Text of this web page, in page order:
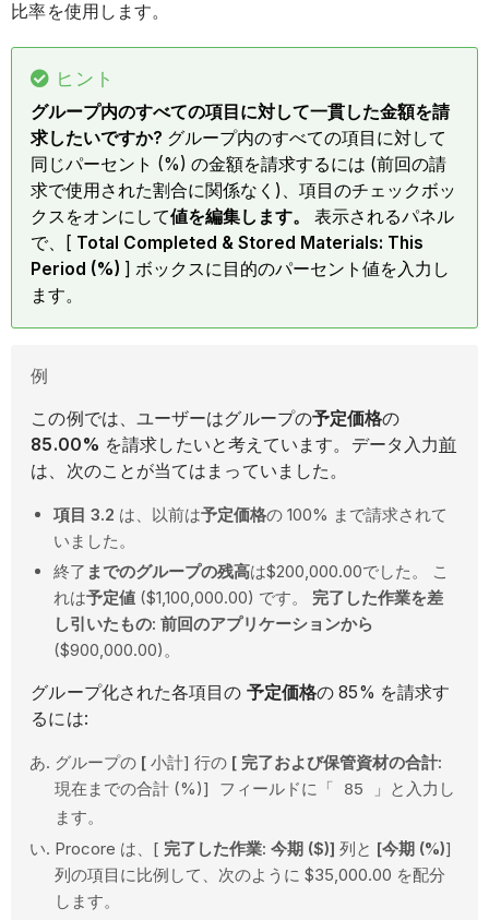
比率を使用します。
ヒント
グループ内のすべての項目に対して一貫した金額を請
求したいですか? グループ内のすべての項目に対して
同じパーセント (%) の金額を請求するには (前回の請
求で使用された割合に関係なく)、項目のチェックボッ
クスをオンにして値を編集します。表示されるパネル
で、[ Total Completed & Stored Materials: This
Period (%) ] ボックスに目的のパーセント値を入力し
ます。
例
この例では、ユーザーはグループの予定価格の
85.00% を請求したいと考えています。データ入力前
は、次のことが当てはまっていました。
項目 3.2 は、以前は予定価格の 100% まで請求されて
いました。
終了 までのグループの残高は$200,000.00でした。 こ
れは予定値 ($1,100,000.00) です。 完了した作業を差
し引いたもの: 前回のアプリケーションから
($900,000.00)。
グループ化された各項目の 予定価格の 85% を請求す
るには:
グループの [ 小計] 行の [ 完了および保管資材の合計:
現在までの合計 (%)]
フィールドに「 85 」と入力し
ます。
Procore は、[ 完了した作業: 今期 ($)]列と [今期 (%)]
列の項目に比例して、次のように $35,000.00 を配分
します。